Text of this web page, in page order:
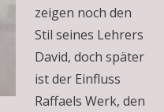
zeigen noch den
Stil seines Lehrers
David, doch später
ist der Einfluss
Raffaels Werk, den